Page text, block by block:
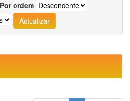
Por ordem